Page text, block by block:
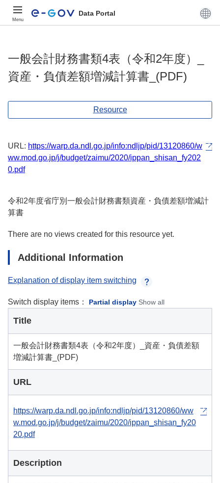
Menu
Data Portal
一般会計財務書類4表（令和2年度）_
資産・負債差額増減計算書_(PDF)
Resource
URL: https://warp.da.ndl.go.jp/info:ndljp/pid/13120860/w
ww.mod.go.jp/j/budget/zaimu/2020/ippan_shisan_fy202
0.pdf
令和2年度省庁別一般会計財務書類資産・負債差額増減計
算書
There are no views created for this resource yet.
Additional Information
Explanation of display item switching
Switch display items： Partial display Show all
Title
一般会計財務書類4表（令和2年度）_資産・負債差額
増減計算書_(PDF)
URL
https://warp.da.ndl.go.jp/info:ndljp/pid/13120860/ww
w.mod.go.jp/j/budget/zaimu/2020/ippan_shisan_fy20
20.pdf
Description